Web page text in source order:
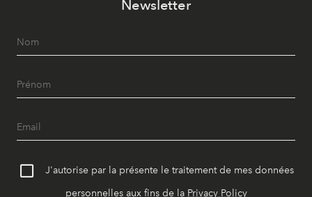
Newsletter
J'autorise par la présente le traitement de mes données
personnelles aux fins de la Privacy Policy